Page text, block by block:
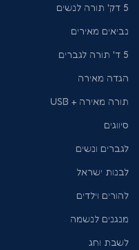
5 דק' תורה לנשים
נביאים מאירים
5 ד' תורה לגברים
הגדה מאירה
תורה מאירה + USB
סיווגים
לגברים ונשים
לבנות ישראל
להורים וילדים
מנגנים לנשמה
לשבת וחג